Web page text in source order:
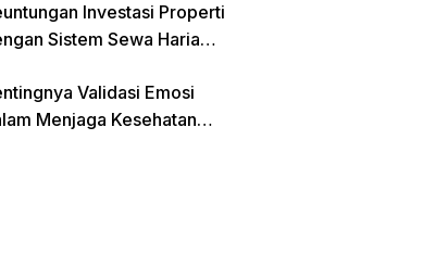
Investasi Properti
Sistem Sewa Harian –
Validasi Emosi
Menjaga Kesehatan